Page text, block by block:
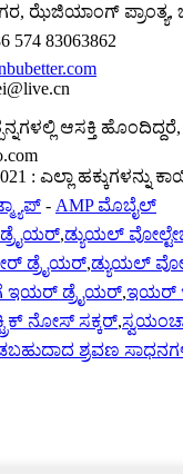
ಝೆಜಿಯಾಂಗ್ ಪ್ರಾಂತ್ಯ,
83063862
ಆಸಕ್ತಿ
: ಎಲ್ಲಾ ಹಕ್ಕುಗಳನ್ನು
- AMP ಮೊಬೈಲ್
,ಡ್ಯುಯಲ್
ಡ್ರೈಯರ್,ಡ್ಯುಯಲ್
ಇಯರ್ ಡ್ರೈಯರ್,ಇಯರ್
ನೋಸ್ ಸಕ್ಕರ್,
ಶ್ರವಣ